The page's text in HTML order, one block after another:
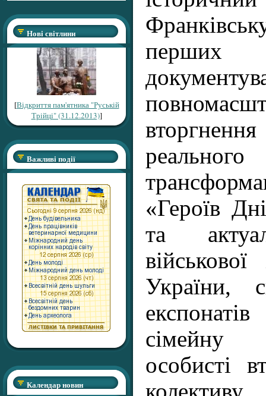
Нові світлини
[Відкриття пам'ятника "Руській
Трійці" (31.12.2013)]
Важливі події
Календар новин
«Героїв
та
України,
сімейну
особисті